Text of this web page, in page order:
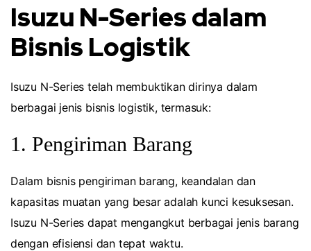
Isuzu N-Series dalam
Bisnis Logistik
Isuzu N-Series telah membuktikan dirinya dalam
berbagai jenis bisnis logistik, termasuk:
1. Pengiriman Barang
Dalam bisnis pengiriman barang, keandalan dan
kapasitas muatan yang besar adalah kunci kesuksesan.
Isuzu N-Series dapat mengangkut berbagai jenis barang
dengan efisiensi dan tepat waktu.